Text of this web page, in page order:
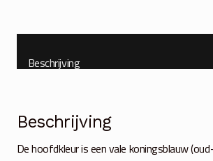
Beschrijving
Beschrijving
De hoofdkleur is een vale koningsblauw